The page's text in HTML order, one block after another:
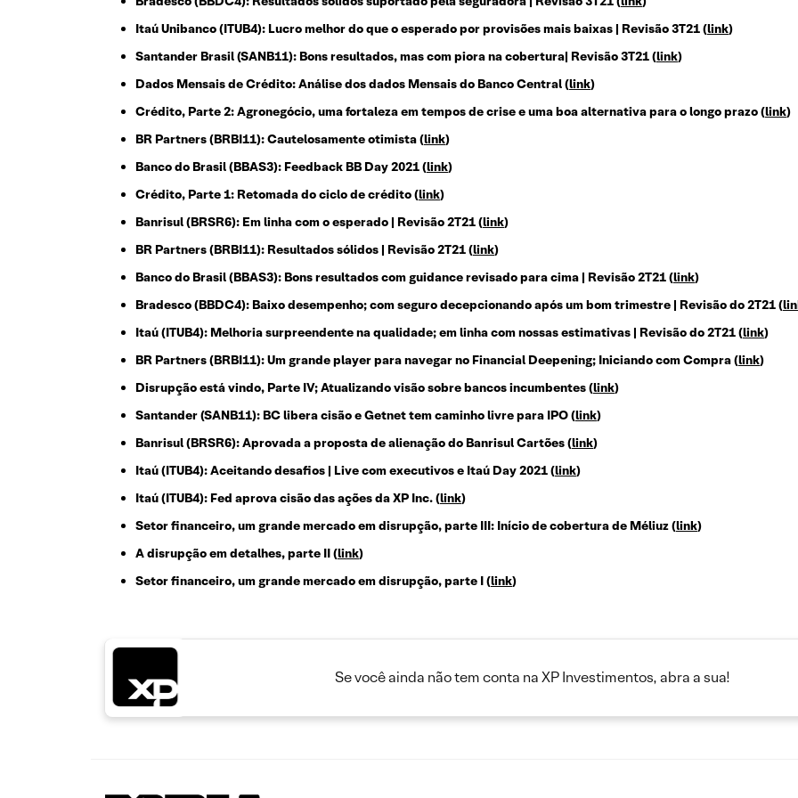
Itaú Unibanco (ITUB4): Lucro melhor do que o esperado por provisões mais baixas | Revisão 3T21(link)
Santander Brasil (SANB11): Bons resultados, mas com piora na cobertura| Revisão 3T21(link)
Dados Mensais de Crédito: Análise dos dados Mensais do Banco Central(link)
Crédito, Parte 2: Agronegócio, uma fortaleza em tempos de crise e uma boa alternativa para o longo prazo(link)
BR Partners (BRBI11): Cautelosamente otimista(link)
Banco do Brasil (BBAS3): Feedback BB Day 2021(link)
Crédito, Parte 1: Retomada do ciclo de crédito(link)
Banrisul (BRSR6): Em linha com o esperado | Revisão 2T21(link)
BR Partners (BRBI11): Resultados sólidos | Revisão 2T21(link)
Banco do Brasil (BBAS3): Bons resultados com guidance revisado para cima | Revisão 2T21(link)
Bradesco (BBDC4): Baixo desempenho; com seguro decepcionando após um bom trimestre | Revisão do 2T21(
Itaú (ITUB4): Melhoria surpreendente na qualidade; em linha com nossas estimativas | Revisão do 2T21(link)
BR Partners (BRBI11): Um grande player para navegar no Financial Deepening; Iniciando com Compra(link)
Disrupção está vindo, Parte IV; Atualizando visão sobre bancos incumbentes(link)
Santander (SANB11): BC libera cisão e Getnet tem caminho livre para IPO(link)
Banrisul (BRSR6): Aprovada a proposta de alienação do Banrisul Cartões(link)
Itaú (ITUB4): Aceitando desafios | Live com executivos e Itaú Day 2021(link)
Itaú (ITUB4): Fed aprova cisão das ações da XP Inc.(link)
Setor financeiro, um grande mercado em disrupção, parte III: Início de cobertura de Méliuz(link)
A disrupção em detalhes, parte II(link)
Setor financeiro, um grande mercado em disrupção, parte I(link)
Se você ainda não tem conta na XP Investimentos, abra a sua!